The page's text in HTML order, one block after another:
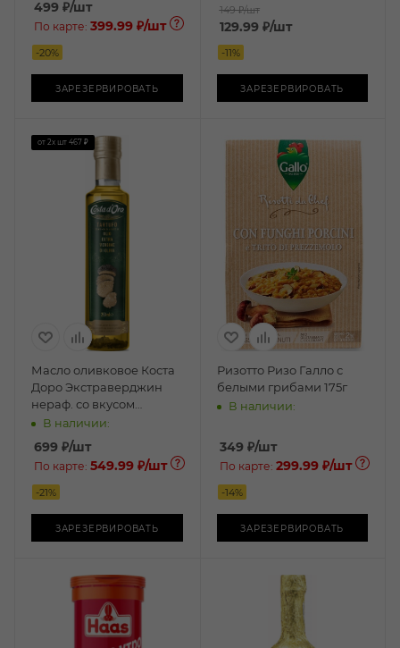
499 ₽/шт
По карте: 399.99 ₽/шт
-20%
ЗАРЕЗЕРВИРОВАТЬ
149 ₽/шт
129.99₽/шт
-11%
ЗАРЕЗЕРВИРОВАТЬ
от 2х шт 467 ₽
Масло оливковое Коста
Доро Экстраверджин
нераф. со вкусом
трюфеля 0,25л ст/б
В наличии:
699 ₽/шт
По карте: 549.99 ₽/шт
-21%
ЗАРЕЗЕРВИРОВАТЬ
Ризотто Ризо Галло с
белыми грибами 175г
В наличии:
349₽/шт
По карте: 299.99 ₽/шт
-14%
ЗАРЕЗЕРВИРОВАТЬ